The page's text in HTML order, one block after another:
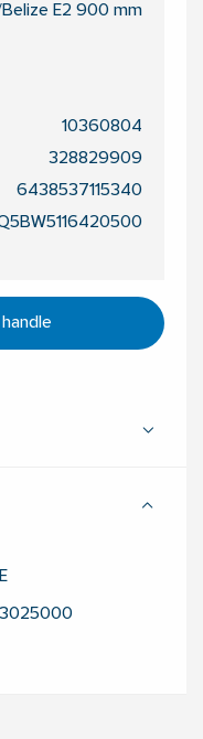
E2 900 mm
10360804
328829909
6438537115340